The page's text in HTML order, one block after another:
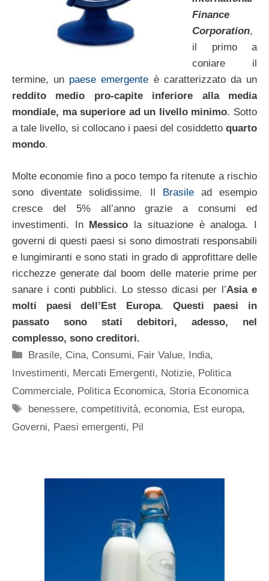
Finance
Corporation,
il primo a
coniare il
termine, un paese emergente è caratterizzato da un
reddito medio pro-capite inferiore alla media
mondiale, ma superiore ad un livello minimo. Sotto
a tale livello, si collocano i paesi del cosiddetto quarto
mondo.
Molte economie fino a poco tempo fa ritenute a rischio
sono diventate solidissime. Il Brasilead esempio
cresce del 5% all’anno grazie a consumi ed
investimenti. InMessico la situazione è analoga. I
governi di questi paesi si sono dimostrati responsabili
e lungimiranti e sono stati in grado di approfittare delle
ricchezze generate dal boom delle materie prime per
sanare i conti pubblici. Lo stesso dicasi per l’Asia e
molti paesi dell’Est Europa. Questi paesi in
passato sono stati debitori, adesso, nel
complesso, sono creditori.
Categorie
Brasile, Cina, Consumi, Fair Value, India,
Investimenti, Mercati Emergenti, Notizie, Politica
Commerciale, Politica Economica, Storia Economica
Tag
benessere,competitività,economia, Est europa,
Governi, Paesi emergenti, Pil